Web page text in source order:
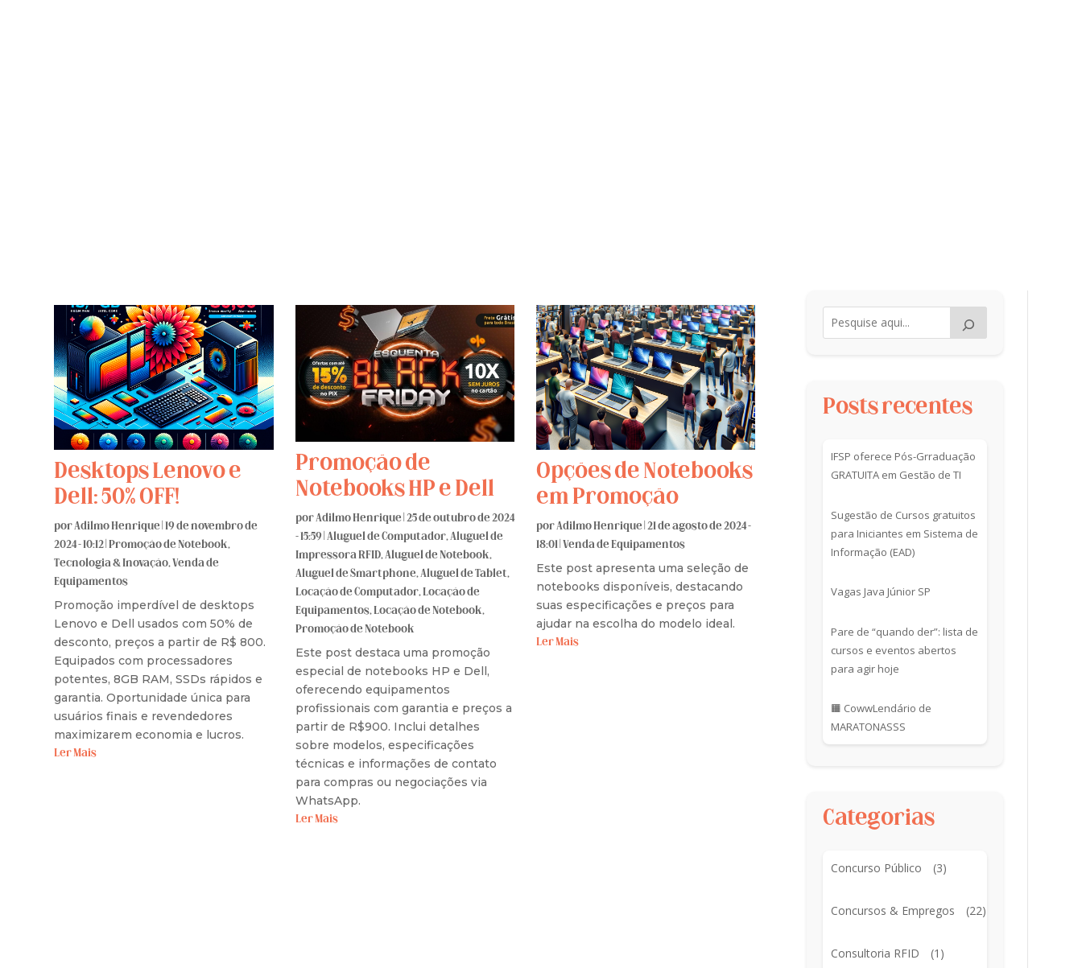
Desktops Lenovo e
Dell: 50% OFF!
porAdilmo Henrique |19 de novembro de
2024 - 10:12 |Promoção de Notebook,
Tecnologia & Inovação,Venda de
Equipamentos
Promoção imperdível de desktops
Lenovo e Dell usados com 50% de
desconto, preços a partir de R$ 800.
Equipados com processadores
potentes, 8GB RAM, SSDs rápidos e
garantia. Oportunidade única para
usuários finais e revendedores
maximizarem economia e lucros.
Ler Mais
Promoção de
Notebooks HP e Dell
porAdilmo Henrique| 25 de outubro de 2024
- 15:59 | Aluguel de Computador,Aluguel de
Impressora RFID,Aluguel de Notebook,
Aluguel de Smartphone,Aluguel de Tablet,
Locação de Computador,Locação de
Equipamentos,Locação de Notebook,
Promoção de Notebook
Este post destaca uma promoção
especial de notebooks HP e Dell,
oferecendo equipamentos
profissionais com garantia e preços a
partir de R$900. Inclui detalhes
sobre modelos, especificações
técnicas e informações de contato
para compras ou negociações via
WhatsApp.
Ler Mais
Opções de Notebooks
em Promoção
porAdilmo Henrique| 21 de agosto de 2024 -
18:01 Venda de Equipamentos
Este post apresenta uma seleção de
notebooks disponíveis, destacando
suas especificações e preços para
ajudar na escolha do modelo ideal.
Ler Mais
Posts recentes
IFSP oferece Pós-Grraduação
GRATUITA em Gestão de TI
Sugestão de Cursos gratuitos
para Iniciantes em Sistema de
Informação (EAD)
Vagas Java Júnior SP
Pare de “quando der”: lista de
cursos e eventos abertos
para agir hoje
🟧 CowwLendário de
MARATONASSS
Categorias
Concurso Público (3)
Concursos & Empregos (22)
Consultoria RFID (1)